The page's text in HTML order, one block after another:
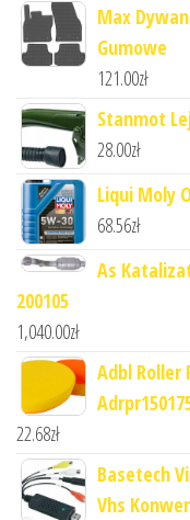
Max
Gumowe
121.00zł
Stanmot
28.00zł
Liqui Moly
68.56zł
As
200105
1,040.00zł
Adbl Roller
22.68zł
Basetech
Vhs